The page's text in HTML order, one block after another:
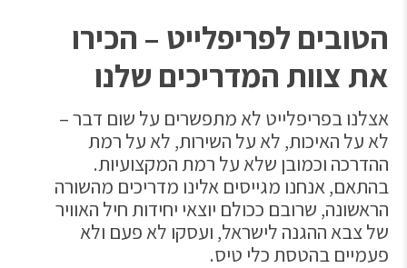
הטובים לפריפלייט – הכירו
את צוות המדריכים שלנו
אצלנו בפריפלייט לא מתפשרים על שום דבר –
לא על האיכות, לא על השירות, לא על רמת
ההדרכה וכמובן שלא על רמת המקצועיות.
בהתאם, אנחנו מגייסים אלינו מדריכים מהשורה
הראשונה, שרובם ככולם יוצאי יחידות חיל האוויר
של צבא ההגנה לישראל, ועסקו לא פעם ולא
פעמיים בהטסת כלי טיס.